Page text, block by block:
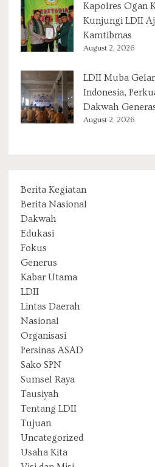
Kapolres Ogan
Kunjungi LDII
Kamtibmas
August 2, 2026
LDII Muba
Indonesia,
Dakwah
August 2, 2026
Berita Kegiatan
Berita Nasional
Dakwah
Edukasi
Fokus
Generus
Kabar Utama
LDII
Lintas Daerah
Nasional
Organisasi
Persinas ASAD
Sako SPN
Sumsel Raya
Tausiyah
Tentang LDII
Tujuan
Uncategorized
Usaha Kita